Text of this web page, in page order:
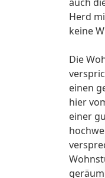
Herd
keine
Die
einen
hier
einer